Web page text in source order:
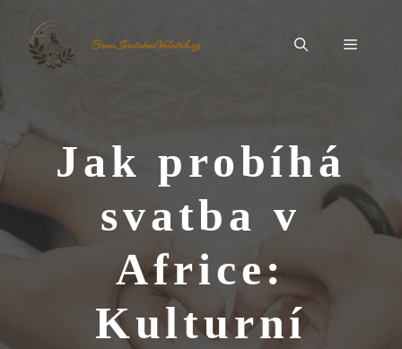
obsah
BrnoSvatebníVeletrh.cz Menu
Jak probíhá
svatba v
Africe:
Kulturní